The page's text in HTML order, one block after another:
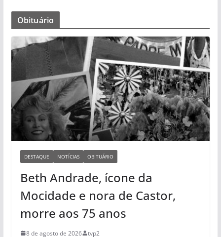
Obituário
DESTAQUE NOTÍCIAS OBITUÁRIO
Beth Andrade, ícone da
Mocidade e nora de Castor,
morre aos 75 anos
8 de agosto de 2026 tvp2